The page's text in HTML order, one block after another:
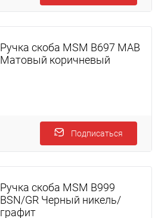
Ручка скоба MSM B697 MAB
Матовый коричневый
Подписаться
Ручка скоба MSM B999
BSN/GR Черный никель/
графит